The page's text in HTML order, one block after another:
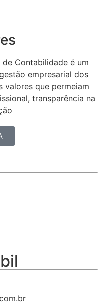
Contabilidade é um
empresarial dos
valores que permeiam
transparência na